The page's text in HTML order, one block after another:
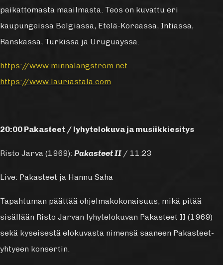
paikattomasta maailmasta. Teos on kuvattu eri
kaupungeissa Belgiassa, Etelä-Koreassa, Intiassa,
Ranskassa, Turkissa ja Uruguayssa.
https://www.minnalangstrom.net
https://www.lauriastala.com
20:00 Pakasteet / lyhytelokuva ja musiikkiesitys
Risto Jarva (1969): Pakasteet II / 11:23
Live: Pakasteet ja Hannu Saha
Tapahtuman päättää ohjelmakokonaisuus, mikä pitää
sisällään Risto Jarvan lyhytelokuvan Pakasteet II (1969)
sekä kyseisestä elokuvasta nimensä saaneen Pakasteet-
yhtyeen konsertin.